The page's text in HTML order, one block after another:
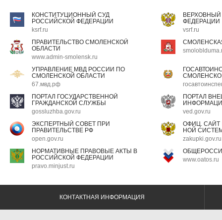
КОНСТИТУЦИОННЫЙ СУД
РОССИЙСКОЙ ФЕДЕРАЦИИ
ksrf.ru
ФЕДЕРАЦИИ
vsrf.ru
ПРАВИТЕЛЬСТВО СМОЛЕНСКОЙ
ОБЛАСТИ
www.admin-smolensk.ru
УПРАВЛЕНИЕ МВД РОССИИ ПО
СМОЛЕНСКОЙ ОБЛАСТИ
67.мвд.рф
ПОРТАЛ ГОСУДАРСТВЕННОЙ
ГРАЖДАНСКОЙ СЛУЖБЫ
gossluzhba.gov.ru
ПОРТАЛ
ved.gov.ru
ЭКСПЕРТНЫЙ СОВЕТ ПРИ
ПРАВИТЕЛЬСТВЕ РФ
open.gov.ru
ОФИЦ.
НОЙ
zakupki.gov.ru
НОРМАТИВНЫЕ ПРАВОВЫЕ АКТЫ В
РОССИЙСКОЙ ФЕДЕРАЦИИ
pravo.minjust.ru
www.oatos.ru
КОНТАКТНАЯ ИНФОРМАЦИЯ